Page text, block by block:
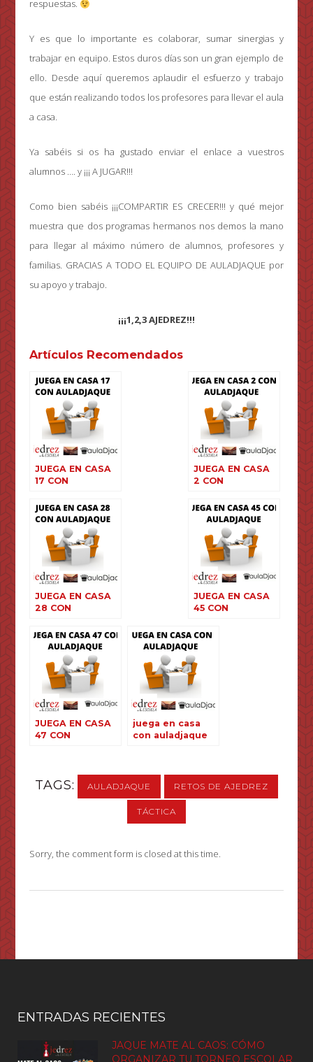
respuestas.
Y es que lo importante es colaborar, sumar sinergias y
trabajar en equipo. Estos duros días son un gran ejemplo de
ello. Desde aquí queremos aplaudir el esfuerzo y trabajo
que están realizando todos los profesores para llevar el aula
a casa.
Ya sabéis si os ha gustado enviar el enlace a vuestros
alumnos …. y ¡¡¡ A JUGAR!!!
Como bien sabéis ¡¡¡COMPARTIR ES CRECER!!! y qué mejor
muestra que dos programas hermanos nos demos la mano
para llegar al máximo número de alumnos, profesores y
familias. GRACIAS A TODO EL EQUIPO DE AULADJAQUE por
su apoyo y trabajo.
¡¡¡1,2,3 AJEDREZ!!!
Artículos Recomendados
JUEGA EN CASA
17 CON
JUEGA EN CASA
2 CON
JUEGA EN CASA
28 CON
JUEGA EN CASA
45 CON
JUEGA EN CASA
47 CON
juega en casa
con auladjaque
TAGS: AULADJAQUE RETOS DE AJEDREZ
TÁCTICA
Sorry, the comment form is closed at this time.
ENTRADAS RECIENTES
JAQUE MATE AL CAOS: CÓMO
ORGANIZAR TU TORNEO ESCOLAR